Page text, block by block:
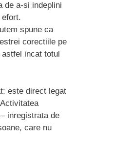
de a-si indeplini
spune ca
corectiile pe
incat totul
este direct legat
inregistrata de
care nu